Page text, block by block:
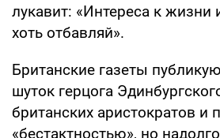
лукавит: «Интереса к жизни
хоть отбавляй».
Британские газеты
шуток герцога
британских аристократов и
«бестактностью», но надолго